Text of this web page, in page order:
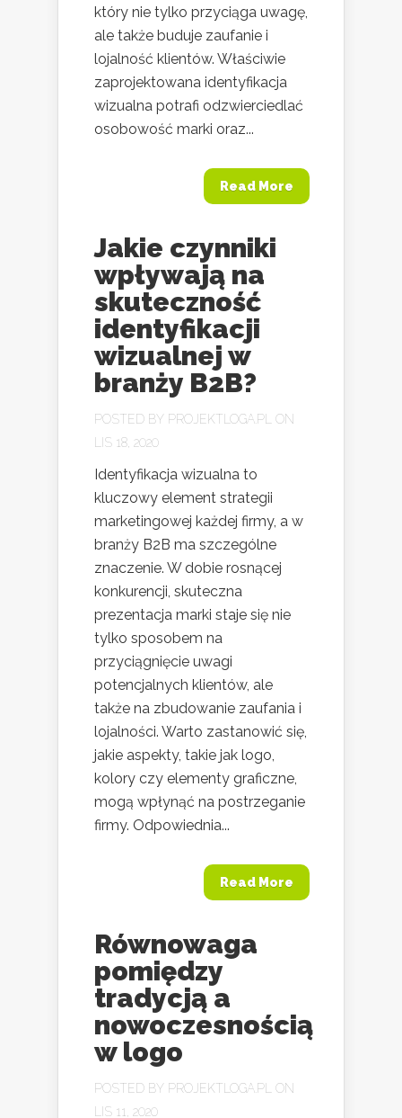
który nie tylko przyciąga uwagę,
ale także buduje zaufanie i
lojalność klientów. Właściwie
zaprojektowana identyfikacja
wizualna potrafi odzwierciedlać
osobowość marki oraz...
Read More
Jakie czynniki
wpływają na
skuteczność
identyfikacji
wizualnej w
branży B2B?
POSTED BY PROJEKTLOGA.PL
ON
LIS 18, 2020
Identyfikacja wizualna to
kluczowy element strategii
marketingowej każdej firmy, a w
branży B2B ma szczególne
znaczenie. W dobie rosnącej
konkurencji, skuteczna
prezentacja marki staje się nie
tylko sposobem na
przyciągnięcie uwagi
potencjalnych klientów, ale
także na zbudowanie zaufania i
lojalności. Warto zastanowić się,
jakie aspekty, takie jak logo,
kolory czy elementy graficzne,
mogą wpłynąć na postrzeganie
firmy. Odpowiednia...
Read More
Równowaga
pomiędzy
tradycją a
nowoczesnością
w logo
POSTED BY PROJEKTLOGA.PL
ON
LIS 11, 2020